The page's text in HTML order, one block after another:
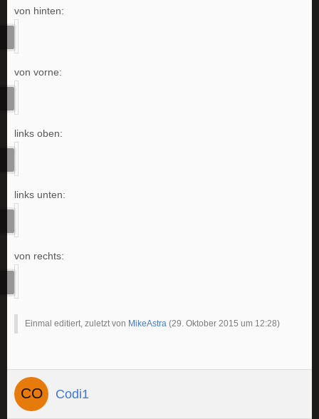
von hinten:
von vorne:
links oben:
links unten:
von rechts:
Einmal editiert, zuletzt von MikeAstra (29. Oktober 2015 um 12:28)
Codi1